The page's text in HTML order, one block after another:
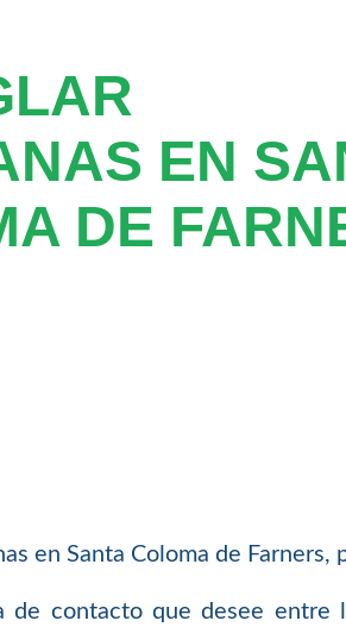
EN
DE
en Santa Coloma de
de contacto que desee